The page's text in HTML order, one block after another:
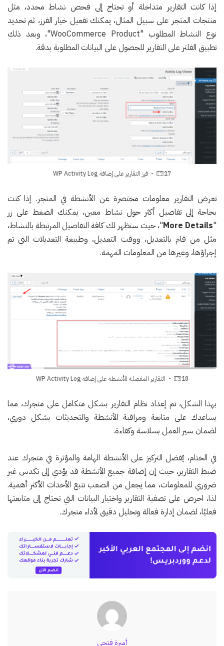
إذا كانت التقارير متداخلة أو تحتاج إلى فحص نشاط محدد، مثل
منتجات المتجر على سبيل المثال، يمكنك تفعيل خيار الفرز، ثم تحديد
نوع النشاط المطلوب "WooCommerce Product"، وبعد ذلك
تطبيق الفلتر على التقارير للحصول على البيانات المطلوبة بدقة.
17- فرز التقارير على إضافة WP Activity Log
تعرض التقارير معلومات مختصرة عن الأنشطة في المتجر. إذا كنت
بحاجة إلى تفاصيل أكثر حول نشاط معين، يمكنك الضغط على زر
"
More Details"، حيث ستظهر لك كافة التفاصيل المرتبطة بالنشاط،
مثل من قام بالتعديل، ووقت التعديل، وطبيعة التعديلات التي تم
إجراؤها، وغيرها من المعلومات المهمة.
18- التقارير المفصلة للأنشطة على إضافة WP Activity Log
بهذا الشكل، تم إعداد نظام التقارير بشكل متكامل على متجرك، مما
يساعدك على متابعة ومراقبة الأنشطة والتحديثات بشكل دوري،
لضمان سير العمل بسلاسة وكفاءة.
في الختام، يُفضل التركيز على الأنشطة الهامة والمؤثرة في متجرك عند
ضبط التقارير، حيث إن إضافة جميع الأنشطة قد يؤدي إلى تكدس غير
ضروري للمعلومات، مما يجعل من الصعب تتبع الأحداث الأكثر أهمية.
لذا، احرص على تصفية التقارير واختيار البيانات التي تحتاج إلى متابعتها
فعليًا، لضمان إدارة فعالة وتحليل دقيق لأداء متجرك.
أميرة فتحي